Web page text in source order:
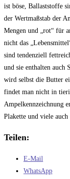
ist böse, Ballaststoffe
der Wertmaßstab der
Mengen und „rot“ für
nicht das
sind tendenziell
und sie enthalten auch
wird selbst die Butter
findet man nicht in
Ampelkennzeichnung
Plakette und viele auch
Teilen:
E-Mail
WhatsApp